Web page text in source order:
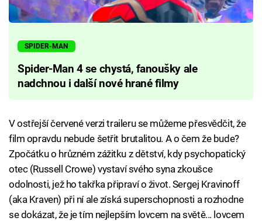
SPIDER-MAN
Spider-Man 4 se chystá, fanoušky ale
nadchnou i další nové hrané filmy
V ostřejší červené verzi traileru se můžeme přesvědčit, že
film opravdu nebude šetřit brutalitou. A o čem že bude?
Zpočátku o hrůzném zážitku z dětství, kdy psychopatický
otec (Russell Crowe) vystaví svého syna zkoušce
odolnosti, jež ho takřka připraví o život. Sergej Kravinoff
(aka Kraven) při ní ale získá superschopnosti a rozhodne
se dokázat, že je tím nejlepším lovcem na světě... lovcem